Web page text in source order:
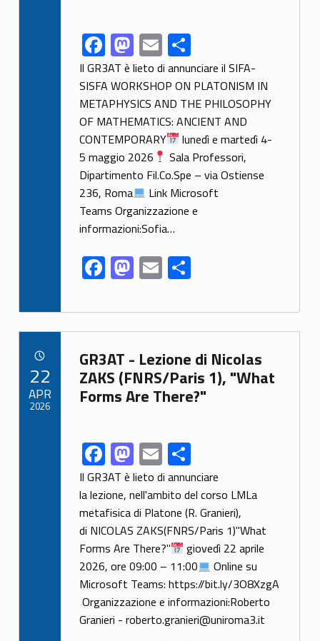
Link identifier share facebook archive #share-link-archive-19293F
ac
e
b
o
o
k
M
as
to
d
o
n
E
m
ai
l
S
h
ar
e
Il GR3AT è lieto di annunciare il SIFA-
SISFA WORKSHOP ON PLATONISM IN
METAPHYSICS AND THE PHILOSOPHY
OF MATHEMATICS: ANCIENT AND
CONTEMPORARY
lunedì e martedì 4-
5 maggio 2026
Sala Professori,
Dipartimento Fil.Co.Spe – via Ostiense
236, Roma
Link Microsoft
Teams Organizzazione e
informazioni:Sofia…
F
ac
e
b
o
o
k
M
as
to
d
o
n
E
m
ai
l
S
h
ar
e
Link identifier archive #link-archive-6094
GR3AT - Lezione di Nicolas
ZAKS (FNRS/Paris 1), "What
Forms Are There?"
Link identifier share facebook archive #share-link-archive-72723F
ac
e
b
o
o
k
M
as
to
d
o
n
E
m
ai
l
S
h
ar
e
Il GR3AT è lieto di annunciare
la lezione, nell'ambito del corso LMLa
metafisica di Platone (R. Granieri),
di NICOLAS ZAKS(FNRS/Paris 1)"What
Forms Are There?"
giovedì 22 aprile
2026, ore 09:00 – 11:00
Online su
Microsoft Teams: https://bit.ly/3O8XzgA
Organizzazione e informazioni:Roberto
Granieri - roberto.granieri@uniroma3.it
22
APR
2026